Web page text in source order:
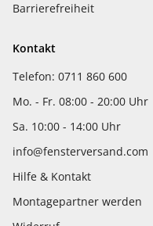
Barrierefreiheit
Kontakt
Telefon: 0711 860 600
Mo. - Fr. 08:00 - 20:00 Uhr
Sa. 10:00 - 14:00 Uhr
info@fensterversand.com
Hilfe & Kontakt
Montagepartner werden